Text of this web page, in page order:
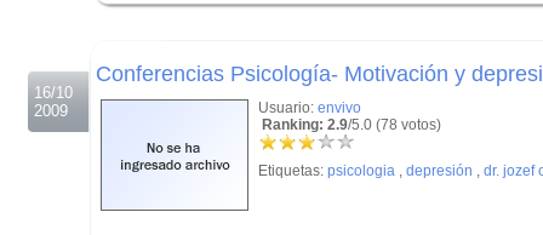
16/10
2009
Conferencias Psicología- Motivación y
Usuario: envivo
Ranking: 2.9/5.0 (78 votos)
Etiquetas: psicologia , depresión , dr. jozef